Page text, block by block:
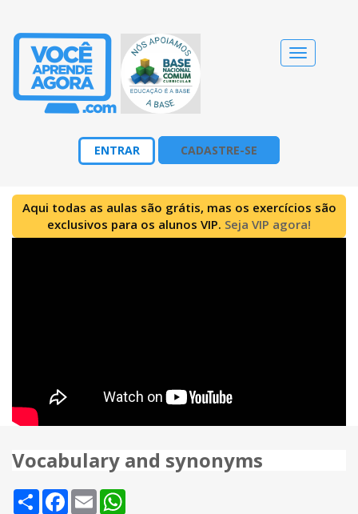
Alternar
navegação
ENTRAR CADASTRE-SE
Aqui todas as aulas são grátis, mas os exercícios são
exclusivos para os alunos VIP. Seja VIP agora!
Vocabulary and synonyms
Share Facebook
Email